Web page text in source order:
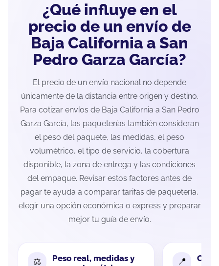
¿Qué influye en el
precio de un envío de
Baja California a San
Pedro Garza García?
El precio de un envío nacional no depende
únicamente de la distancia entre origen y destino.
Para cotizar envíos de Baja California a San Pedro
Garza García, las paqueterías también consideran
el peso del paquete, las medidas, el peso
volumétrico, el tipo de servicio, la cobertura
disponible, la zona de entrega y las condiciones
del empaque. Revisar estos factores antes de
pagar te ayuda a comparar tarifas de paquetería,
elegir una opción económica o express y preparar
mejor tu guía de envío.
Peso real, medidas y